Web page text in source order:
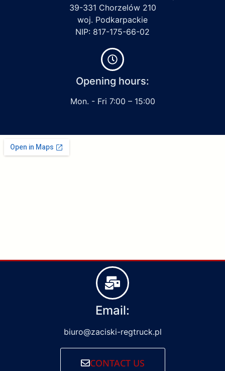
39-331 Chorzelów 210
woj. Podkarpackie
NIP: 817-175-66-02
Opening hours:
Mon. - Fri 7:00 – 15:00
Email:
biuro@zaciski-regtruck.pl
CONTACT US